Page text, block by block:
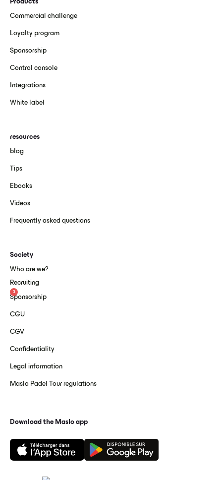
Products
Commercial challenge
Loyalty program
Sponsorship
Control console
Integrations
White label
resources
blog
Tips
Ebooks
Videos
Frequently asked questions
Society
Who are we?
Recruiting
3
Sponsorship
CGU
CGV
Confidentiality
Legal information
Maslo Padel Tour regulations
Download the Maslo app